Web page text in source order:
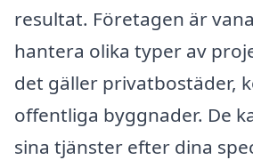
resultat. Företagen är
hantera olika typer av
det gäller privatbostäder,
offentliga byggnader. De
sina tjänster efter dina